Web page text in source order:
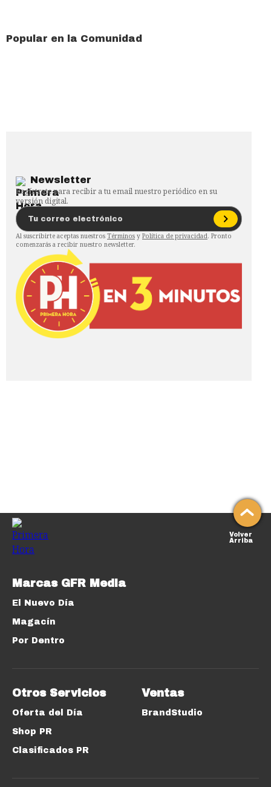
Popular en la Comunidad
Newsletter
Regístrate para recibir a tu email nuestro periódico en su
versión digital.
Al suscribirte aceptas nuestros Términos y Política de privacidad. Pronto
comenzarás a recibir nuestro newsletter.
Volver
Arriba
Marcas GFR Media
El Nuevo Día
Magacín
Por Dentro
Otros Servicios
Oferta del Día
Shop PR
Clasificados PR
Ventas
BrandStudio